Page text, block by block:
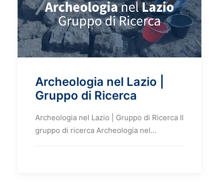
Archeologia nel Lazio |
Gruppo di Ricerca
Archeologia nel Lazio | Gruppo di Ricerca Il
gruppo di ricerca Archeologia nel…